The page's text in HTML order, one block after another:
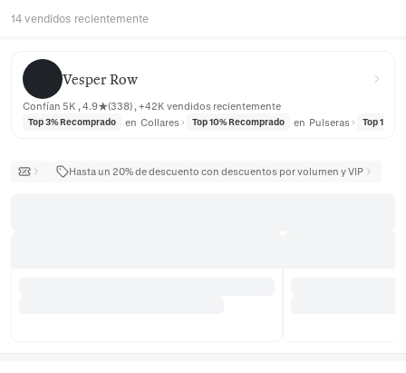
14 vendidos recientemente
Vesper Row
Vesper Row
Confían 5K , 4.9★(338) , +42K vendidos recientemente
Top 3% Recomprado en Collares Top 10% Recomprado en Pulseras Top 10%
Hasta un 20% de descuento con descuentos por volumen y VIP